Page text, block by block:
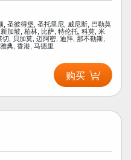
, 圣彼得堡, 圣托里尼, 威尼斯, 巴勒莫
加坡, 柏林, 比萨, 特伦托, 科莫, 米
, 贝加莫, 迈阿密, 迪拜, 那不勒斯,
典, 香港, 马德里
购买